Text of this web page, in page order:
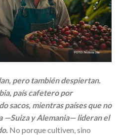
pero también despiertan.
país cafetero por
sacos, mientras países que no
—Suiza y Alemania— lideran el
No porque cultiven, sino